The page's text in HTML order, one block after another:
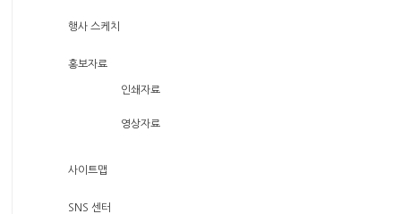
행사 스케치
홍보자료
인쇄자료
영상자료
사이트맵
SNS 센터